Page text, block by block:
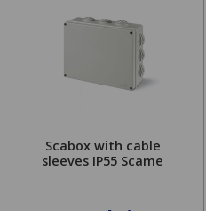
Scabox with cable
sleeves IP55 Scame